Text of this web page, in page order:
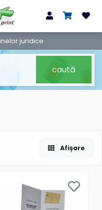
juridice
caută
Afișare